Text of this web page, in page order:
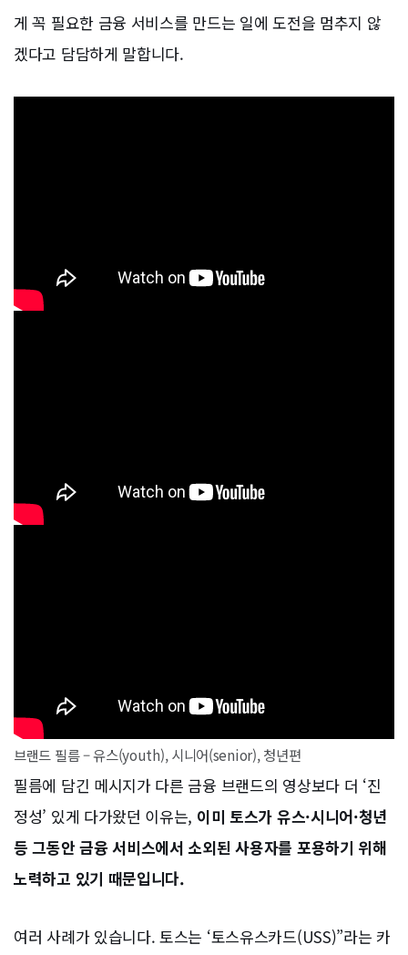
게 꼭 필요한 금융 서비스를 만드는 일에 도전을 멈추지 않
겠다고 담담하게 말합니다.
브랜드 필름 – 유스(youth), 시니어(senior), 청년편
필름에 담긴 메시지가 다른 금융 브랜드의 영상보다 더 ‘진
정성’ 있게 다가왔던 이유는, 이미 토스가 유스·시니어·청년
등 그동안 금융 서비스에서 소외된 사용자를 포용하기 위해
노력하고 있기 때문입니다.
여러 사례가 있습니다. 토스는 ‘토스유스카드(USS)”라는 카